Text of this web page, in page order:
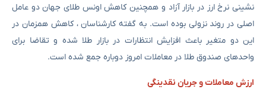
نشینی نرخ ارز در بازار آزاد و همچنین کاهش اونس طلای جهان دو عامل
اصلی در روند نزولی بوده است. به گفته کارشناسان ، کاهش همزمان در
این دو متغیر باعث افزایش انتظارات در بازار طلا شده و تقاضا برای
واحدهای صندوق طلا در معاملات امروز دوباره جمع شده است.
ارزش معاملات و جریان نقدینگی